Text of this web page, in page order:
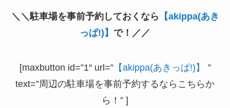
＼＼駐車場を事前予約しておくなら 【akippa(あき
っぱ!)】 で！／／
[maxbutton id=”1″ url=”【akippa(あきっぱ!)】
”
text=”周辺の駐車場を事前予約するならこちらか
ら！” ]